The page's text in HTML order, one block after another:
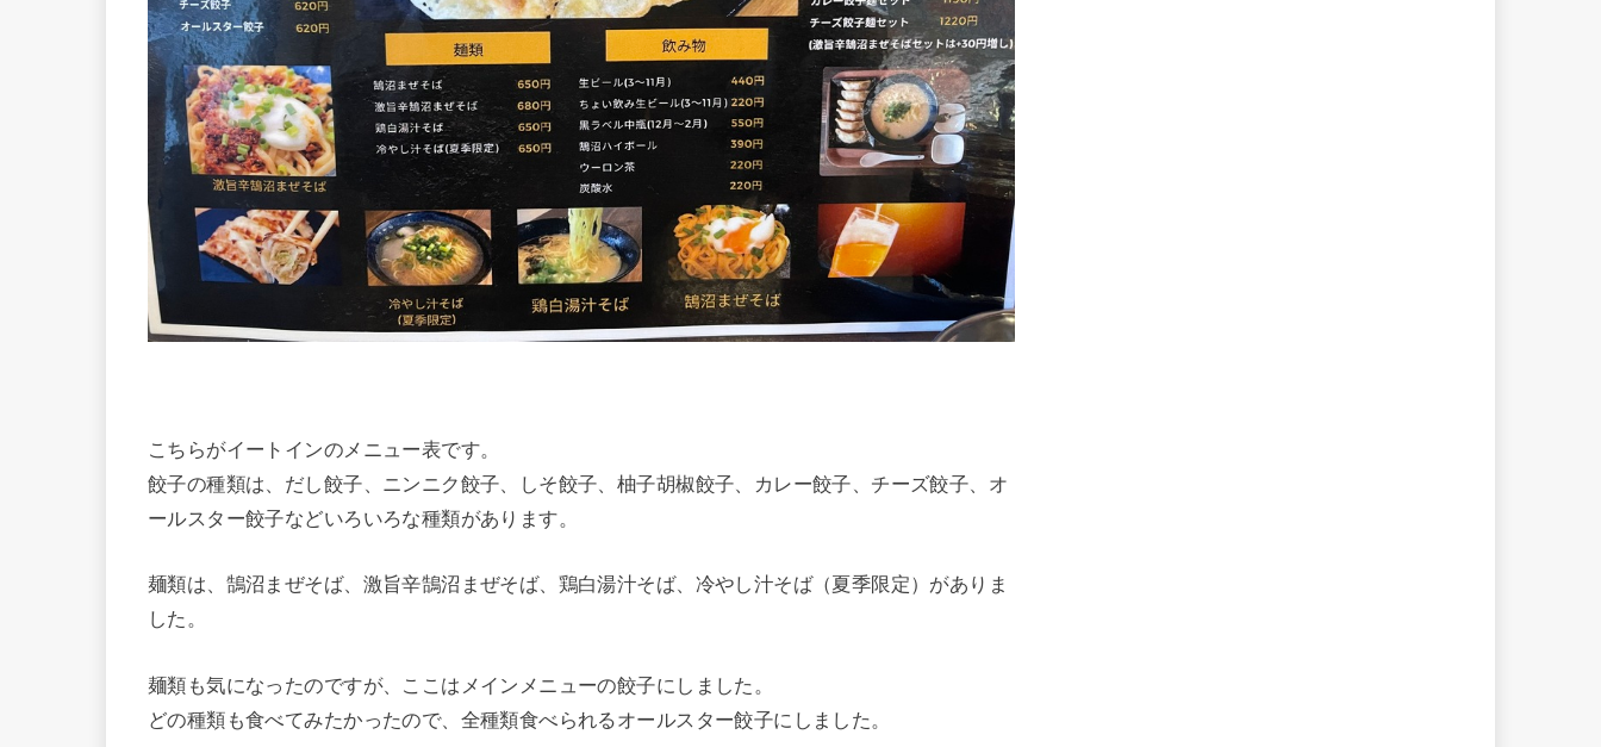
こちらがイートインのメニュー表です。
餃子の種類は、だし餃子、ニンニク餃子、しそ餃子、柚子胡椒餃子、カレー餃子、チーズ餃子、オ
ールスター餃子などいろいろな種類があります。
麺類は、鵠沼まぜそば、激旨辛鵠沼まぜそば、鶏白湯汁そば、冷やし汁そば（夏季限定）がありま
した。
麺類も気になったのですが、ここはメインメニューの餃子にしました。
どの種類も食べてみたかったので、全種類食べられるオールスター餃子にしました。